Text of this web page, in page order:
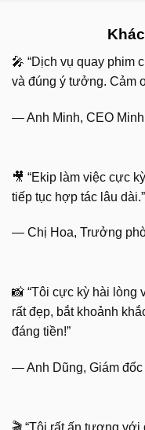
🎤 “Dịch vụ quay phim
và đúng ý tưởng. Cảm
— Anh Minh, CEO
🎥 “Ekip làm việc cực
tiếp tục hợp tác lâu dài.”
— Chị Hoa, Trưởng
📸 “Tôi cực kỳ hài lòng
rất đẹp, bắt khoảnh
đáng tiền!”
— Anh Dũng, Giám
🎬 “Tôi rất ấn tượng